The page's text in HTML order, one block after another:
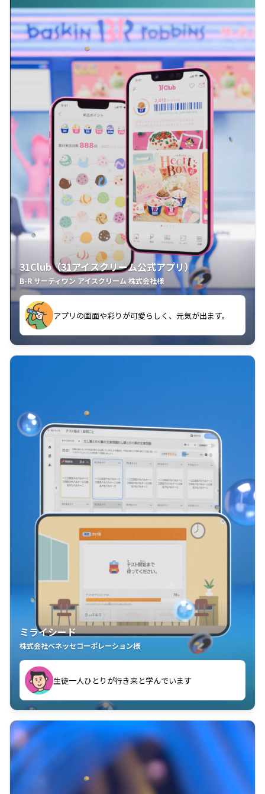
31Club（31アイスクリーム公式アプリ）
B-R サーティワン アイスクリーム 株式会社様
アプリの画面や彩りが可愛らしく、元気が出ます。
クラスごとに特典があるようなので使うのが楽しいで
す。
ミライシード
株式会社ベネッセコーポレーション様
生徒一人ひとりが行き来と学んでいます
教室中の児童生徒が「問題が解けてうれしい」「解く
ことが楽しい」を実感しています